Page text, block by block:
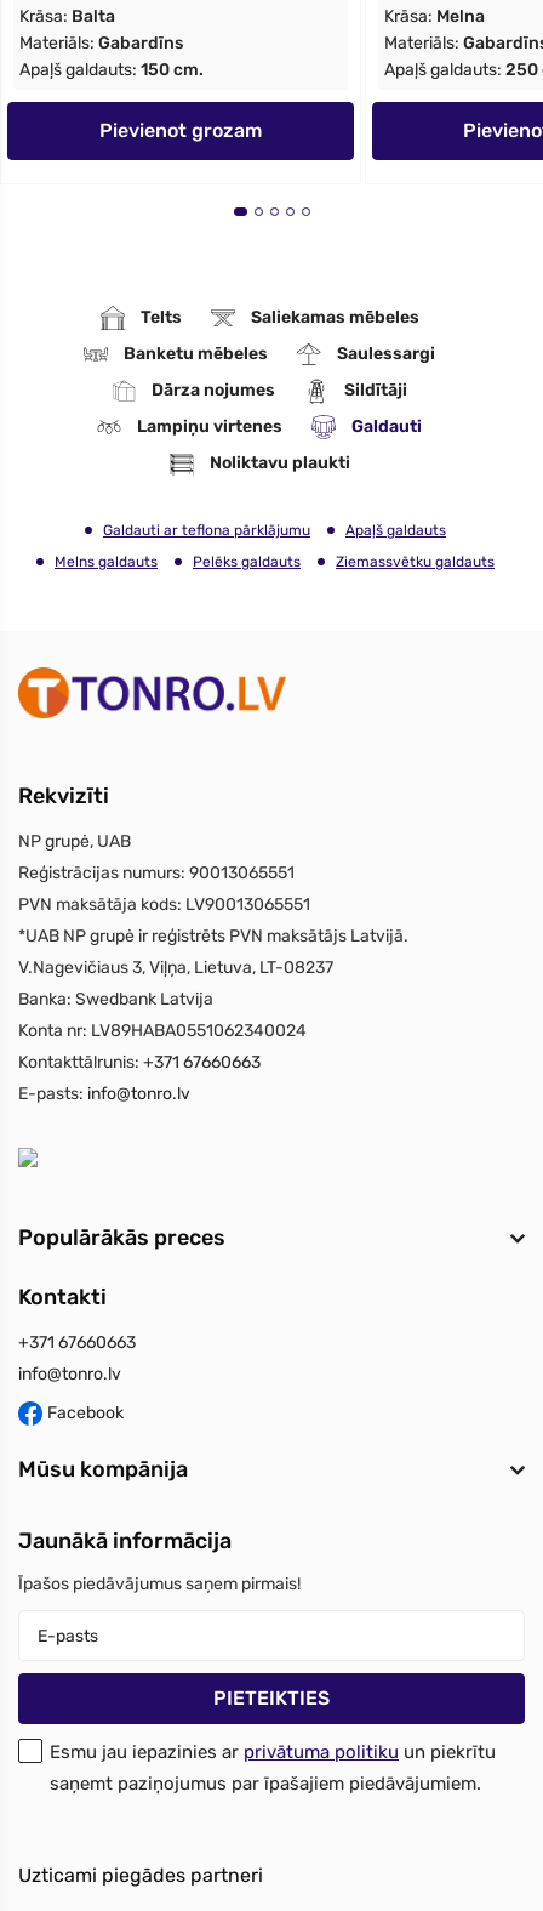
Krāsa: Balta
Materiāls: Gabardīns
Apaļš galdauts: 150 cm.
Pievienot grozam
Krāsa: Melna
Materiāls:
Apaļš galdauts: 250
Telts
Saliekamas mēbeles
Banketu mēbeles
Saulessargi
Dārza nojumes
Sildītāji
Lampiņu virtenes
Galdauti
Noliktavu plaukti
Galdauti ar teflona pārklājumu
Apaļš galdauts
Melns galdauts
Pelēks galdauts Ziemassvētku galdauts
Rekvizīti
NP grupė, UAB
Reģistrācijas numurs: 90013065551
PVN maksātāja kods: LV90013065551
*UAB NP grupė ir reģistrēts PVN maksātājs Latvijā.
V.Nagevičiaus 3, Viļņa, Lietuva, LT-08237
Banka: Swedbank Latvija
Konta nr: LV89HABA0551062340024
Kontakttālrunis: +371 67660663
E-pasts: info@tonro.lv
Populārākās preces
Kontakti
+371 67660663
info@tonro.lv
Facebook
Mūsu kompānija
Jaunākā informācija
Īpašos piedāvājumus saņem pirmais!
Esmu jau iepazinies ar privātuma politiku un piekrītu
saņemt paziņojumus par īpašajiem piedāvājumiem.
Uzticami piegādes partneri